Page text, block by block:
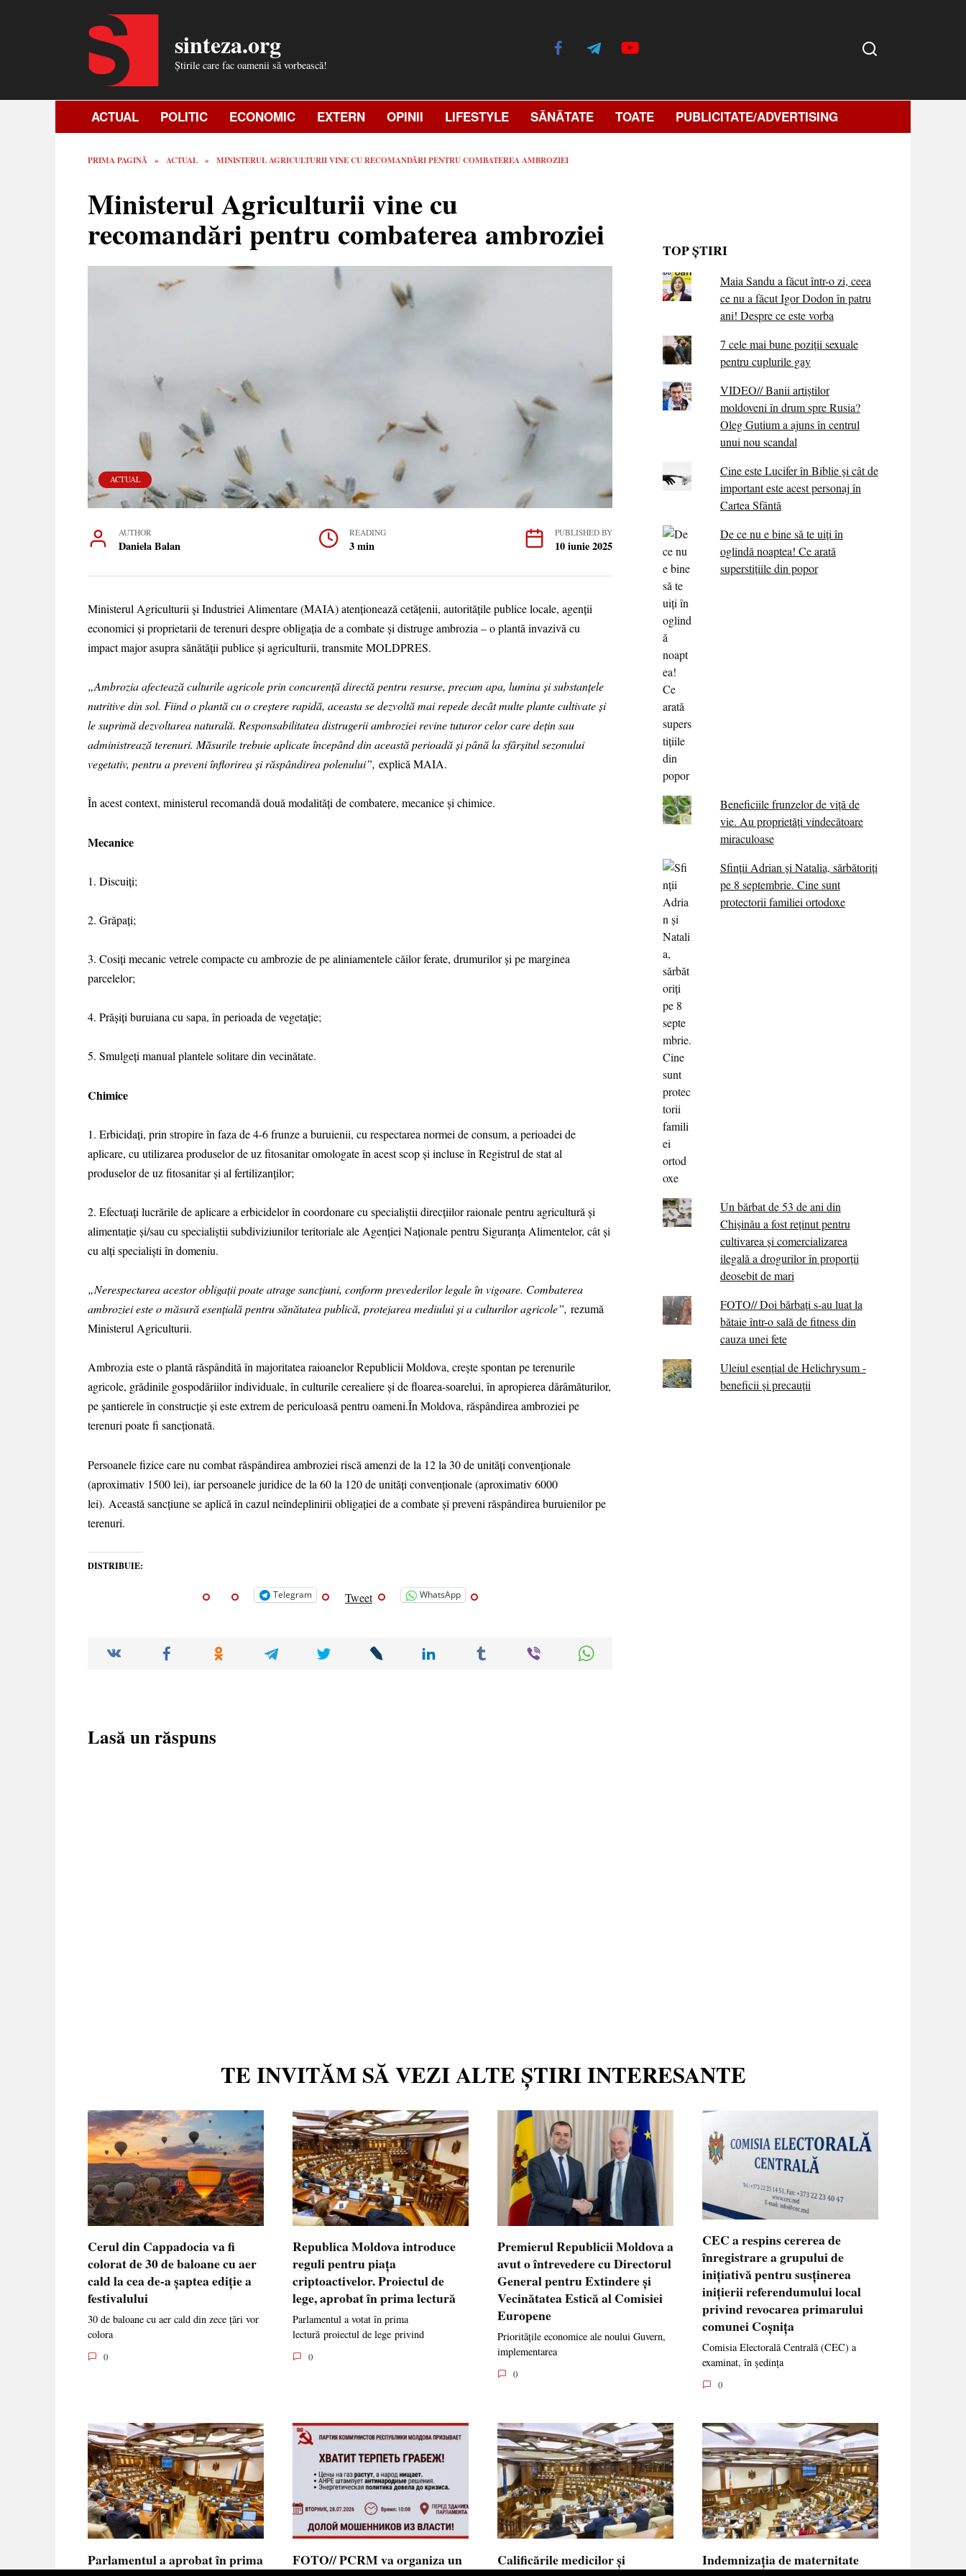
sinteza.org
Știrile care fac oamenii să vorbească!
ACTUAL POLITIC ECONOMIC EXTERN OPINII LIFESTYLE SĂNĂTATE TOATE PUBLICITATE/ADVERTISING
PRIMA PAGINĂ » ACTUAL » MINISTERUL AGRICULTURII VINE CU RECOMANDĂRI PENTRU COMBATEREA AMBROZIEI
Ministerul Agriculturii vine cu
recomandări pentru combaterea ambroziei
ACTUAL
AUTHOR
Daniela Balan
READING
3 min
PUBLISHED BY
10 iunie 2025
Ministerul Agriculturii și Industriei Alimentare (MAIA) atenţionează cetățenii, autoritățile publice locale, agenții
economici și proprietarii de terenuri despre obligația de a combate și distruge ambrozia – o plantă invazivă cu
impact major asupra sănătății publice și agriculturii, transmite MOLDPRES.
„Ambrozia afectează culturile agricole prin concurență directă pentru resurse, precum apa, lumina și substanțele
nutritive din sol. Fiind o plantă cu o creștere rapidă, aceasta se dezvoltă mai repede decât multe plante cultivate și
le suprimă dezvoltarea naturală. Responsabilitatea distrugerii ambroziei revine tuturor celor care dețin sau
administrează terenuri. Măsurile trebuie aplicate începând din această perioadă și până la sfârșitul sezonului
vegetativ, pentru a preveni înflorirea și răspândirea polenului”, explică MAIA.
În acest context, ministerul recomandă două modalități de combatere, mecanice şi chimice.
Mecanice
1. Discuiţi;
2. Grăpaţi;
3. Cosiţi mecanic vetrele compacte cu ambrozie de pe aliniamentele căilor ferate, drumurilor şi pe marginea
parcelelor;
4. Prăşiţi buruiana cu sapa, în perioada de vegetaţie;
5. Smulgeţi manual plantele solitare din vecinătate.
Chimice
1. Erbicidaţi, prin stropire în faza de 4-6 frunze a buruienii, cu respectarea normei de consum, a perioadei de
aplicare, cu utilizarea produselor de uz fitosanitar omologate în acest scop şi incluse în Registrul de stat al
produselor de uz fitosanitar şi al fertilizanţilor;
2. Efectuaţi lucrările de aplicare a erbicidelor în coordonare cu specialiştii direcţiilor raionale pentru agricultură şi
alimentaţie şi/sau cu specialiştii subdiviziunilor teritoriale ale Agenţiei Naţionale pentru Siguranţa Alimentelor, cât și
cu alţi specialişti în domeniu.
„Nerespectarea acestor obligații poate atrage sancțiuni, conform prevederilor legale în vigoare. Combaterea
ambroziei este o măsură esențială pentru sănătatea publică, protejarea mediului și a culturilor agricole”, rezumă
Ministerul Agriculturii.
Ambrozia este o plantă răspândită în majoritatea raioanelor Republicii Moldova, crește spontan pe terenurile
agricole, grădinile gospodăriilor individuale, în culturile cerealiere și de floarea-soarelui, în apropierea dărâmăturilor,
pe şantierele în construcție şi este extrem de periculoasă pentru oameni.În Moldova, răspândirea ambroziei pe
terenuri poate fi sancționată.
Persoanele fizice care nu combat răspândirea ambroziei riscă amenzi de la 12 la 30 de unități convenționale
(aproximativ 1500 lei), iar persoanele juridice de la 60 la 120 de unități convenționale (aproximativ 6000
lei). Această sancțiune se aplică în cazul neîndeplinirii obligației de a combate și preveni răspândirea buruienilor pe
terenuri.
DISTRIBUIE:
Telegram Tweet WhatsApp
Lasă un răspuns
TOP ȘTIRI
Maia Sandu a făcut într-o zi, ceea
ce nu a făcut Igor Dodon în patru
ani! Despre ce este vorba
7 cele mai bune poziții sexuale
pentru cuplurile gay
VIDEO// Banii artiștilor
moldoveni în drum spre Rusia?
Oleg Gutium a ajuns în centrul
unui nou scandal
Cine este Lucifer în Biblie și cât de
important este acest personaj în
Cartea Sfântă
De ce nu e bine să te uiți în
oglindă noaptea! Ce arată
superstițiile din popor
Beneficiile frunzelor de viță de
vie. Au proprietăţi vindecătoare
miraculoase
Sfinții Adrian și Natalia, sărbătoriți
pe 8 septembrie. Cine sunt
protectorii familiei ortodoxe
Un bărbat de 53 de ani din
Chișinău a fost reținut pentru
cultivarea și comercializarea
ilegală a drogurilor în proporții
deosebit de mari
FOTO// Doi bărbați s-au luat la
bătaie într-o sală de fitness din
cauza unei fete
Uleiul esențial de Helichrysum -
beneficii și precauții
TE INVITĂM SĂ VEZI ALTE ȘTIRI INTERESANTE
Cerul din Cappadocia va fi
colorat de 30 de baloane cu aer
cald la cea de-a șaptea ediție a
festivalului
30 de baloane cu aer cald din zece țări vor
colora
0
Republica Moldova introduce
reguli pentru piața
criptoactivelor. Proiectul de
lege, aprobat în prima lectură
Parlamentul a votat în prima
lectură proiectul de lege privind
0
Premierul Republicii Moldova a
avut o întrevedere cu Directorul
General pentru Extindere și
Vecinătatea Estică al Comisiei
Europene
Prioritățile economice ale noului Guvern,
implementarea
0
CEC a respins cererea de
înregistrare a grupului de
inițiativă pentru susținerea
inițierii referendumului local
privind revocarea primarului
comunei Coșnița
Comisia Electorală Centrală (CEC) a
examinat, în ședința
0
Parlamentul a aprobat în prima
FOTO// PCRM va organiza un
Calificările medicilor și
Indemnizația de maternitate